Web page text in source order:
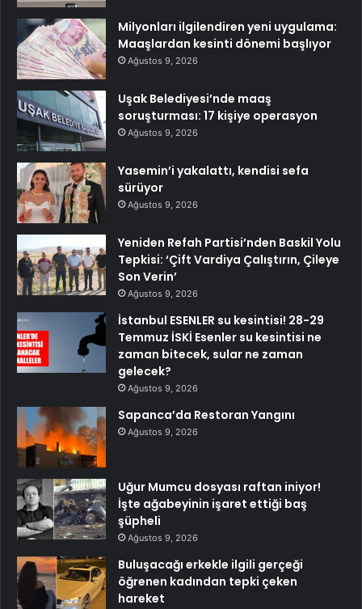
Milyonları ilgilendiren yeni uygulama:
Maaşlardan kesinti dönemi başlıyor
Ağustos 9, 2026
Uşak Belediyesi’nde maaş
soruşturması: 17 kişiye operasyon
Ağustos 9, 2026
Yasemin’i yakalattı, kendisi sefa
sürüyor
Ağustos 9, 2026
Yeniden Refah Partisi’nden Baskil Yolu
Tepkisi: ‘Çift Vardiya Çalıştırın, Çileye
Son Verin’
Ağustos 9, 2026
İstanbul ESENLER su kesintisi! 28-29
Temmuz İSKİ Esenler su kesintisi ne
zaman bitecek, sular ne zaman
gelecek?
Ağustos 9, 2026
Sapanca’da Restoran Yangını
Ağustos 9, 2026
Uğur Mumcu dosyası raftan iniyor!
İşte ağabeyinin işaret ettiği baş
şüpheli
Ağustos 9, 2026
Buluşacağı erkekle ilgili gerçeği
öğrenen kadından tepki çeken
hareket